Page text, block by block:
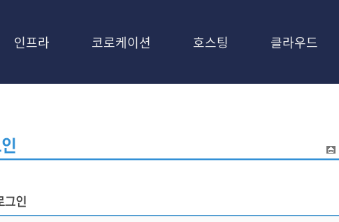
인프라 코로케이션 호스팅 클라우드